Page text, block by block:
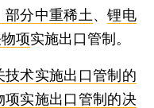
分中重稀土、锂电
项实施出口管制。
术实施出口管制的
实施出口管制的决